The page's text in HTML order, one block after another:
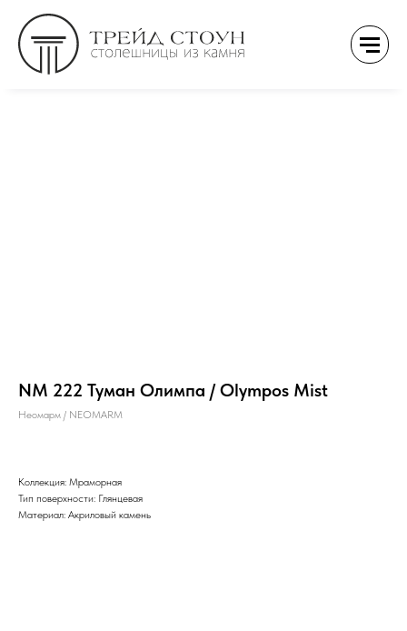
NM 222 Туман Олимпа / Olympos Mist
Неомарм / NEOMARM
Коллекция: Мраморная
Тип поверхности: Глянцевая
Материал: Акриловый камень